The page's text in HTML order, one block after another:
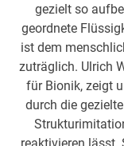
gezielt so
geordnete
ist dem
zuträglich. Ulrich
für Bionik, zeigt
durch die